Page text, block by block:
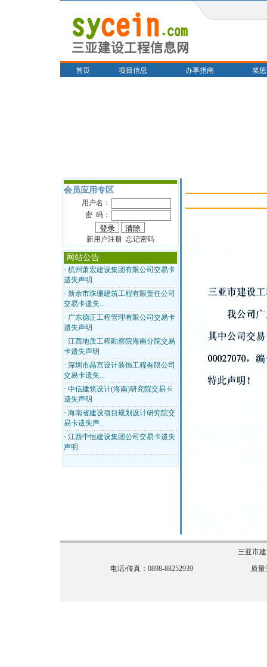
首页 项目信息 办事指南 奖
会员应用专区
用户名：
密 码：
新用户注册 忘记密码
网站公告
· 杭州萧宏建设集团有限公司交易卡
遗失声明
· 新余市珠珊建筑工程有限责任公司
交易卡遗失...
· 广东德正工程管理有限公司交易卡
遗失声明
· 江西地质工程勘察院海南分院交易
卡遗失声明
· 深圳市晶宫设计装饰工程有限公司
交易卡遗失...
· 中信建筑设计(海南)研究院交易卡
遗失声明
· 海南省建设项目规划设计研究院交
易卡遗失声...
· 江西中恒建设集团公司交易卡遗失
声明
三亚市
电话/传真：0898-88252939
质量